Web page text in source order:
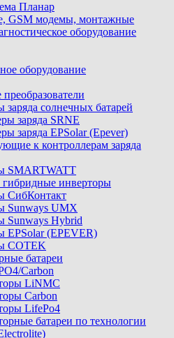
Планар
GSM модемы, монтажные
оборудование
оборудование
заряда солнечных батарей
заряда SRNE
заряда EPSolar (Epever)
к контроллерам заряда
SMARTWATT
инверторы
СибКонтакт
Sunways UMX
Sunways Hybrid
EPSolar (EPEVER)
COTEK
батареи
Carbon
LiNMC
Carbon
LifePo4
батареи по технологии